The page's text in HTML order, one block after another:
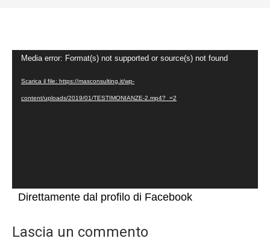
Video
Media error: Format(s) not supported or source(s) not found
Scarica il file: https://masconsulting.it/wp-
content/uploads/2019/01/TESTIMONIANZE-2.mp4?_=2
Direttamente dal profilo di Facebook
Lascia un commento